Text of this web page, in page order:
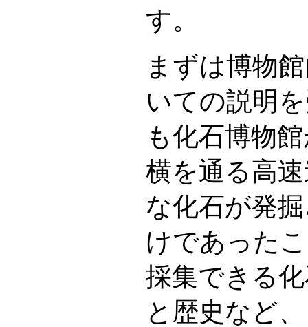
す。
まずは博物
いての説明
も化石博物
横を通る高
な化石が発
けであった
採集できる
と歴史など